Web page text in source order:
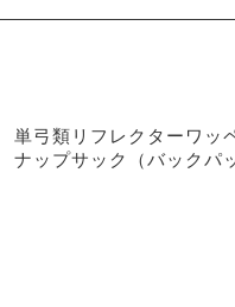
単弓類リフレクターワッ
ナップサック（バックパ